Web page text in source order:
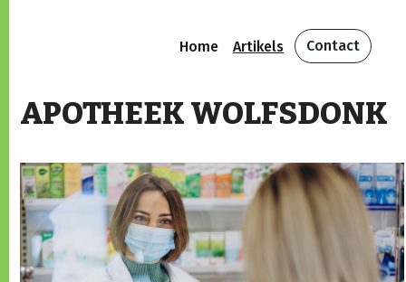
Home Artikels Contact
APOTHEEK WOLFSDONK